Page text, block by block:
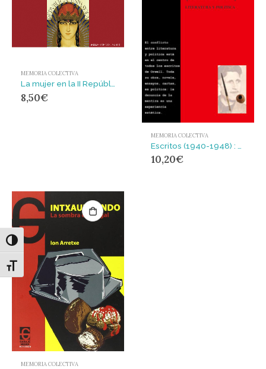
Alternar alto contraste
Alternar tamaño de letra
MEMORIA COLECTIVA
La mujer en la II República
8,50€
MEMORIA COLECTIVA
10,20€
MEMORIA COLECTIVA